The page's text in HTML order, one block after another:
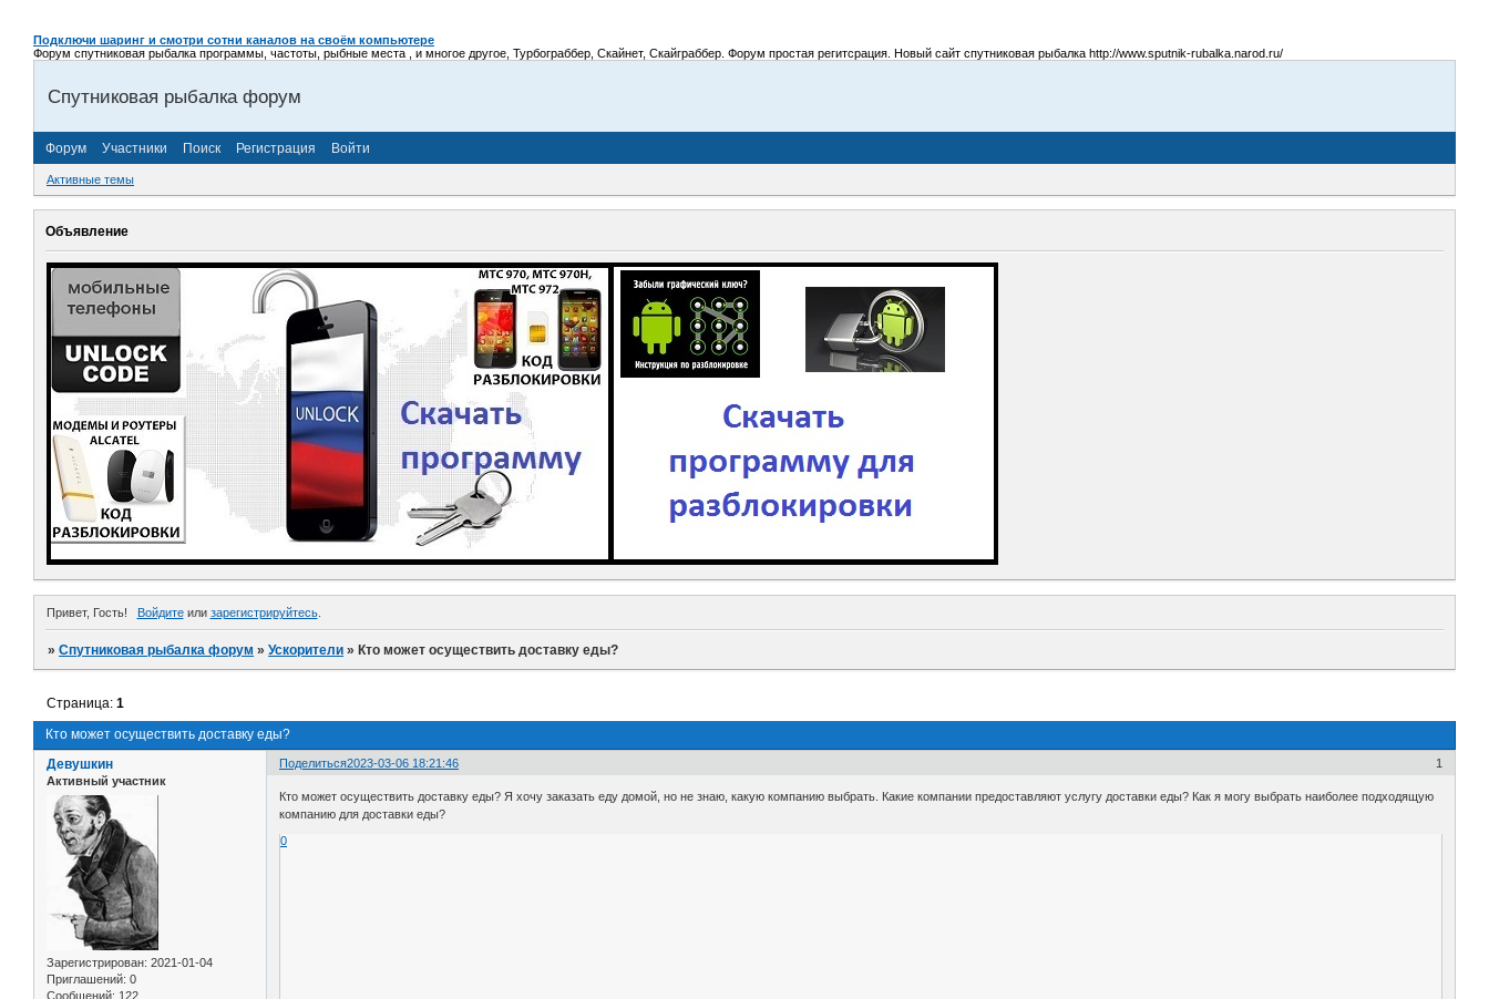
Подключи шаринг и смотри сотни каналов на своём компьютере
Форум спутниковая рыбалка программы, частоты, рыбные места , и многое другое, Турбограббер, Скайнет, Скайграббер. Форум простая регитсрация. Новый сайт спутниковая рыбалка http://www.sputnik-rubalka.narod.ru/
Спутниковая рыбалка форум
Форум Участники Поиск Регистрация Войти
Активные темы
Объявление
Привет, Гость! Войдитеили зарегистрируйтесь.
»Спутниковая рыбалка форум »Ускорители » Кто может осуществить доставку еды?
Кто может осуществить доставку еды?
Страница:1
Поделиться 1
2023-03-06 18:21:46
Девушкин
Активный участник
Зарегистрирован: 2021-01-04
Приглашений: 0
Сообщений: 122
Кто может осуществить доставку еды? Я хочу заказать еду домой, но не знаю, какую компанию выбрать. Какие компании предоставляют услугу доставки еды? Как я могу выбрать наиболее подходящую
компанию для доставки еды?
0